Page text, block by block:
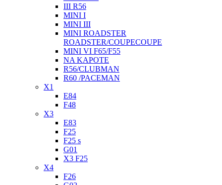
III R56
MINI I
MINI III
MINI ROADSTER
ROADSTER/COUPECOUPE
MINI VI F65/F55
NA KAPOTE
R56/CLUBMAN
R60 /PACEMAN
X1
E84
F48
X3
E83
F25
F25 s
G01
X3 F25
X4
F26